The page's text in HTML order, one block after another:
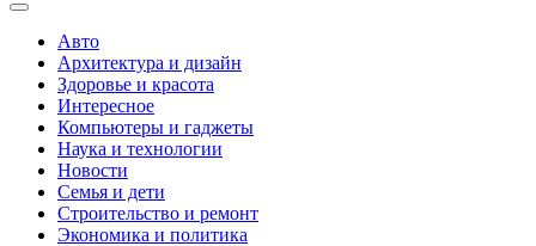
Авто
Архитектура и дизайн
Здоровье и красота
Интересное
Компьютеры и гаджеты
Наука и технологии
Новости
Семья и дети
Строительство и ремонт
Экономика и политика